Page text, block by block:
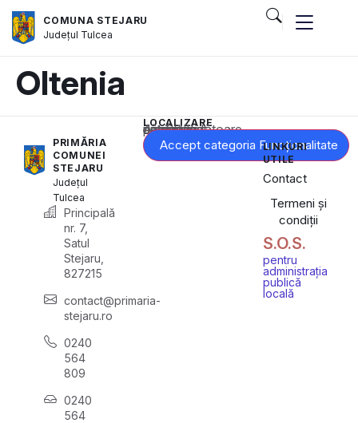
COMUNA STEJARU
Județul Tulcea
Oltenia
PRIMĂRIA
COMUNEI
STEJARU
Județul
Tulcea
Principală
nr. 7,
Satul
Stejaru,
827215
contact@primaria-
stejaru.ro
0240
564
809
0240
564
LOCALIZARE
Acest conținut este blocat până când acceptați categoria corespunzătoare de cookie-uri.
Accept categoria Funcționalitate
LINKURI
UTILE
Contact
Termeni și
condiții
S.O.S.
pentru
administrația
publică
locală